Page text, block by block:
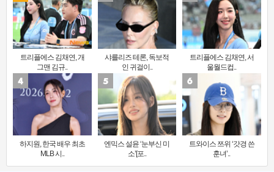
트리플에스 김채연, 개
그맨 김규..
샤를리즈 테론, 독보적
인 귀걸이..
트리플에스 김채연, 서
울월드컵..
하지원, 한국 배우 최초
MLB 시..
엔믹스 설윤 ‘눈부신 미
소’[포..
트와이스 쯔위 ‘갓경 쓴
훈녀’..